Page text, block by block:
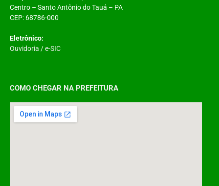
Centro – Santo Antônio do Tauá – PA
CEP: 68786-000
Eletrônico:
Ouvidoria /e-SIC
COMO CHEGAR NA PREFEITURA